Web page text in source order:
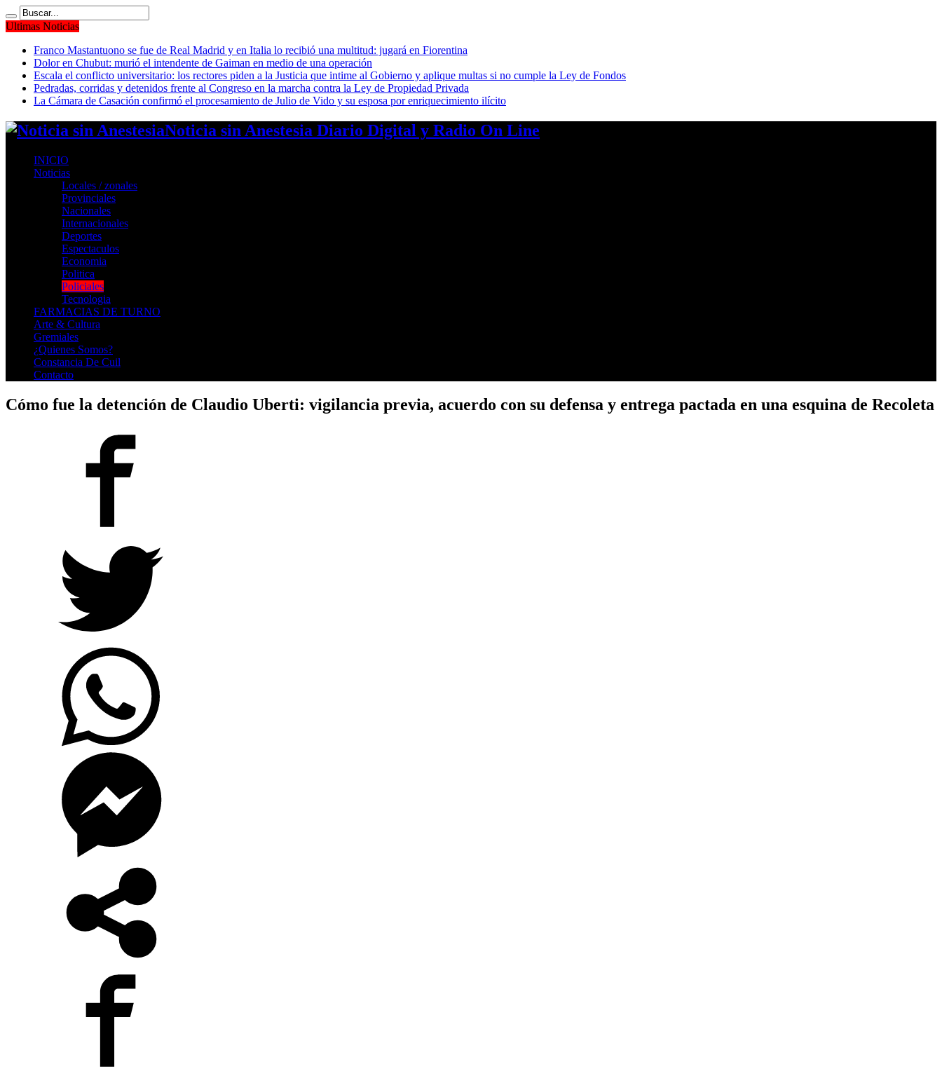
Ultimas Noticias
Franco Mastantuono se fue de Real Madrid y en Italia lo recibió una multitud: jugará en Fiorentina
Dolor en Chubut: murió el intendente de Gaiman en medio de una operación
Escala el conflicto universitario: los rectores piden a la Justicia que intime al Gobierno y aplique multas si no cumple la Ley de Fondos
Pedradas, corridas y detenidos frente al Congreso en la marcha contra la Ley de Propiedad Privada
La Cámara de Casación confirmó el procesamiento de Julio de Vido y su esposa por enriquecimiento ilícito
Noticia sin Anestesia Diario Digital y Radio On Line
INICIO
Noticias
Locales / zonales
Provinciales
Nacionales
Internacionales
Deportes
Espectaculos
Economia
Politica
Policiales
Tecnologia
FARMACIAS DE TURNO
Arte & Cultura
Gremiales
¿Quienes Somos?
Constancia De Cuil
Contacto
Cómo fue la detención de Claudio Uberti: vigilancia previa, acuerdo con su defensa y entrega pactada en una esquina de Recoleta